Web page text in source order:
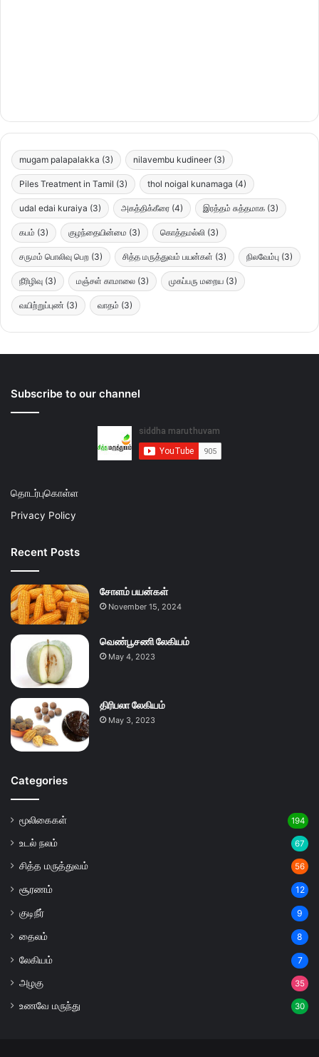
mugam palapalakka (3) nilavembu kudineer (3)
Piles Treatment in Tamil (3) thol noigal kunamaga (4)
udal edai kuraiya (3) அகத்திக்கீரை (4) இரத்தம் சுத்தமாக (3)
கபம் (3) குழந்தையின்மை (3) கொத்தமல்லி (3)
சருமம் பொலிவு பெற (3) சித்த மருத்துவம் பயன்கள் (3) நிலவேம்பு (3)
நீரிழிவு (3) மஞ்சள் காமாலை (3) முகப்பரு மறைய (3)
வயிற்றுப்புண் (3) வாதம் (3)
Subscribe to our channel
தொடர்புகொள்ள
Privacy Policy
Recent Posts
சோளம் பயன்கள்
November 15, 2024
வெண்பூசணி லேகியம்
May 4, 2023
திரிபலா லேகியம்
May 3, 2023
Categories
மூலிகைகள் 194
உடல் நலம் 67
சித்த மருத்துவம் 56
சூரணம் 12
குடிநீர் 9
தைலம் 8
லேகியம் 7
அழகு 35
உணவே மருந்து 30